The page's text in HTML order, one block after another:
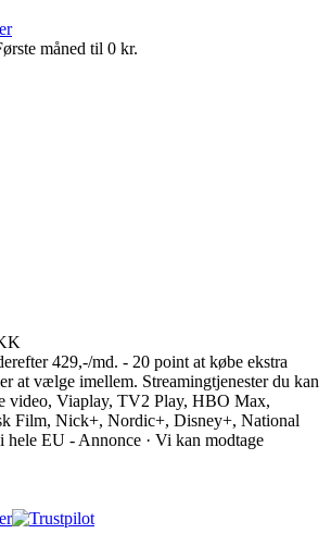
måned til 0 kr.
429,-/md. - 20 point at købe ekstra
at vælge imellem. Streamingtjenester du kan
video, Viaplay, TV2 Play, HBO Max,
Film, Nick+, Nordic+, Disney+, National
EU - Annonce · Vi kan modtage